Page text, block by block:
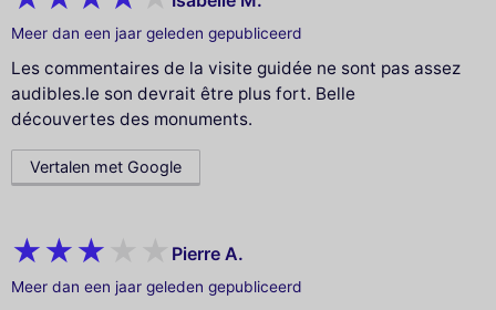
Meer dan een jaar geleden gepubliceerd
Les commentaires de la visite guidée ne sont pas assez
audibles.le son devrait être plus fort. Belle
découvertes des monuments.
Vertalen met Google
Pierre A.
Meer dan een jaar geleden gepubliceerd